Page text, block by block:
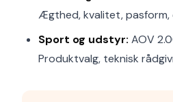
Ægthed, kvalitet, pasform,
Sport og udstyr: AOV
Produktvalg, teknisk